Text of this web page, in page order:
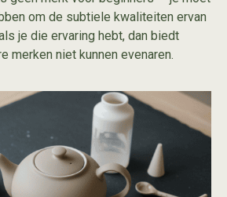
om de subtiele kwaliteiten ervan
je die ervaring hebt, dan biedt
merken niet kunnen evenaren.